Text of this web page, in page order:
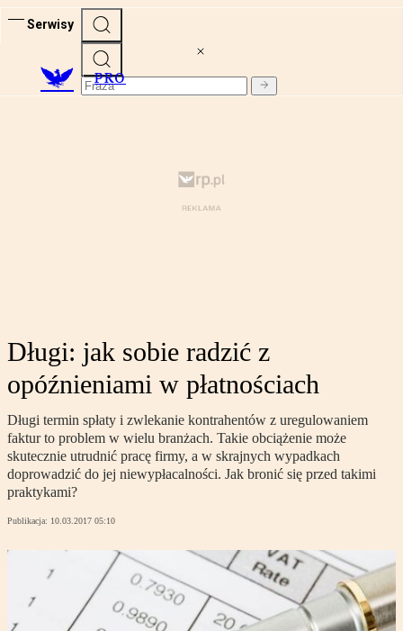
Serwisy
PRO
Długi: jak sobie radzić z
opóźnieniami w płatnościach
Długi termin spłaty i zwlekanie kontrahentów z uregulowaniem
faktur to problem w wielu branżach. Takie obciążenie może
skutecznie utrudnić pracę firmy, a w skrajnych wypadkach
doprowadzić do jej niewypłacalności. Jak bronić się przed takimi
praktykami?
Publikacja: 10.03.2017 05:10